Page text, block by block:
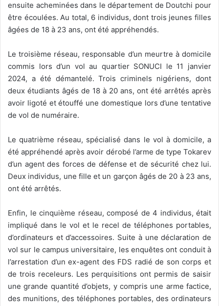
ensuite acheminées dans le département de Doutchi pour
être écoulées. Au total, 6 individus, dont trois jeunes filles
âgées de 18 à 23 ans, ont été appréhendés.
Le troisième réseau, responsable d’un meurtre à domicile
commis lors d’un vol au quartier SONUCI le 11 janvier
2024, a été démantelé. Trois criminels nigériens, dont
deux étudiants âgés de 18 à 20 ans, ont été arrêtés après
avoir ligoté et étouffé une domestique lors d’une tentative
de vol de numéraire.
Le quatrième réseau, spécialisé dans le vol à domicile, a
été appréhendé après avoir dérobé l’arme de type Tokarev
d’un agent des forces de défense et de sécurité chez lui.
Deux individus, une fille et un garçon âgés de 20 à 23 ans,
ont été arrêtés.
Enfin, le cinquième réseau, composé de 4 individus, était
impliqué dans le vol et le recel de téléphones portables,
d’ordinateurs et d’accessoires. Suite à une déclaration de
vol sur le campus universitaire, les enquêtes ont conduit à
l’arrestation d’un ex-agent des FDS radié de son corps et
de trois receleurs. Les perquisitions ont permis de saisir
une grande quantité d’objets, y compris une arme factice,
des munitions, des téléphones portables, des ordinateurs